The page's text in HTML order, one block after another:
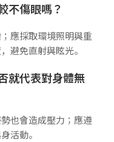
不傷眼嗎？
應採取環境照明與重
避免直射與眩光。
就代表對身體無
也會造成壓力；應遵
活動。